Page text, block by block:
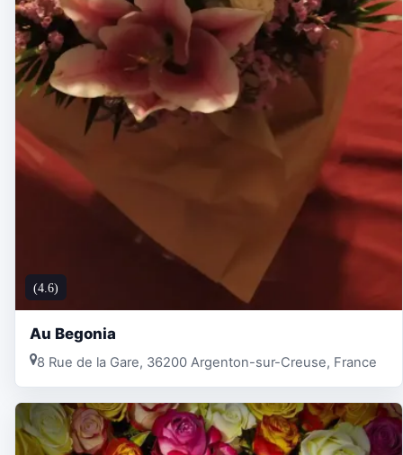
(4.6)
Au Begonia
8 Rue de la Gare, 36200 Argenton-sur-Creuse, France